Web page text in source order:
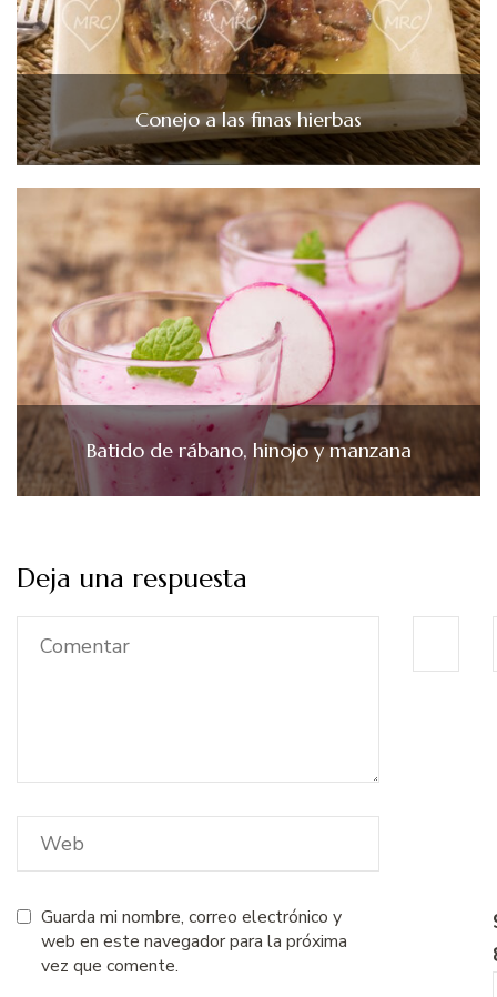
Conejo a las finas hierbas
Batido de rábano, hinojo y manzana
Deja una respuesta
Guarda mi nombre, correo electrónico y
web en este navegador para la próxima
vez que comente.